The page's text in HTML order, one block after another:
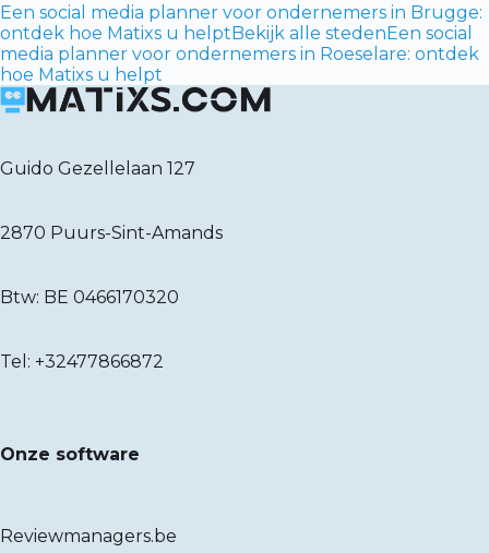
Een social media planner voor ondernemers in Brugge:
ontdek hoe Matixs u helptBekijk alle stedenEen social
media planner voor ondernemers in Roeselare: ontdek
hoe Matixs u helpt
Guido Gezellelaan 127
2870 Puurs-Sint-Amands
Btw: BE 0466170320
Tel: +32477866872
Onze software
Reviewmanagers.be